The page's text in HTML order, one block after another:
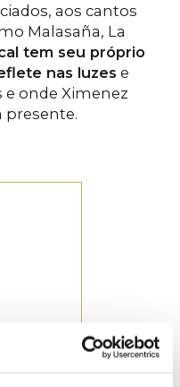
aos cantos
Malasaña, La
tem seu próprio
nas luzes e
onde Ximenez